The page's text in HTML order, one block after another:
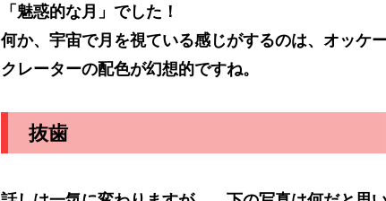
「魅惑的な月」でした！
何か、宇宙で月を視ている感じがするのは、オッケ
クレーターの配色が幻想的ですね。
抜歯